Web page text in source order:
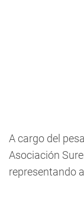
A cargo del
Asociación
representando